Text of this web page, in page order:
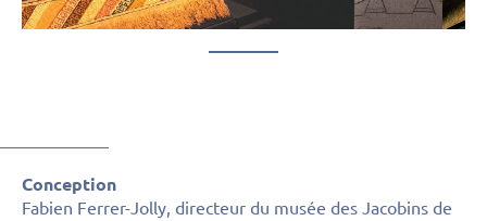
Conception
Fabien Ferrer-Jolly, directeur du musée des Jacobins de